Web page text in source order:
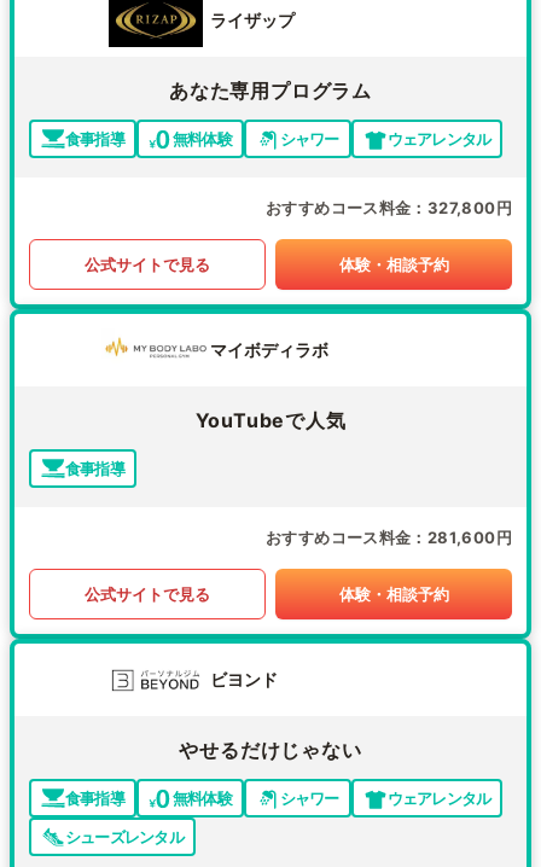
ライザップ
あなた専用プログラム
食事指導 無料体験 シャワー ウェアレンタル
おすすめコース料金 327,800円
公式サイトで見る 体験・相談予約
マイボディラボ
YouTubeで人気
食事指導
おすすめコース料金 281,600円
公式サイトで見る 体験・相談予約
ビヨンド
やせるだけじゃない
食事指導 無料体験 シャワー
ウェアレンタル
シューズレンタル